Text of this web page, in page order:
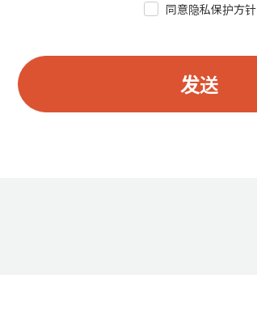
同意隐私保护方针
发送